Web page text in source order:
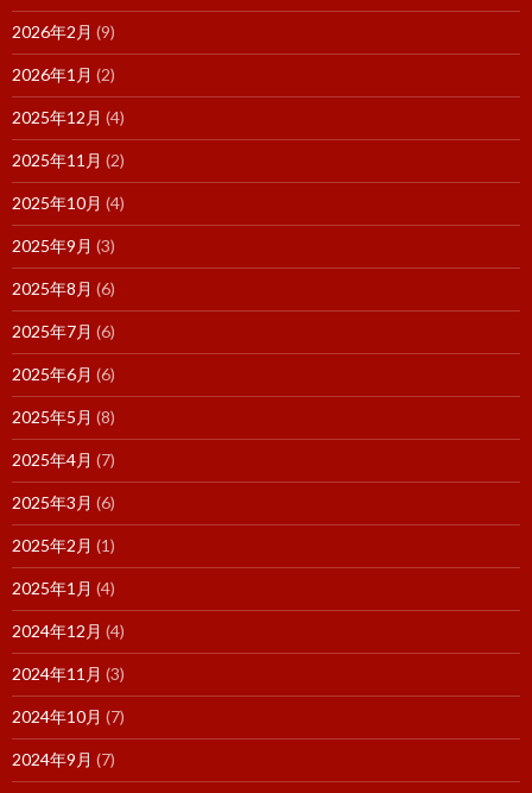
2026年2月 (9)
2026年1月 (2)
2025年12月 (4)
2025年11月 (2)
2025年10月 (4)
2025年9月 (3)
2025年8月 (6)
2025年7月 (6)
2025年6月 (6)
2025年5月 (8)
2025年4月 (7)
2025年3月 (6)
2025年2月 (1)
2025年1月 (4)
2024年12月 (4)
2024年11月 (3)
2024年10月 (7)
2024年9月 (7)